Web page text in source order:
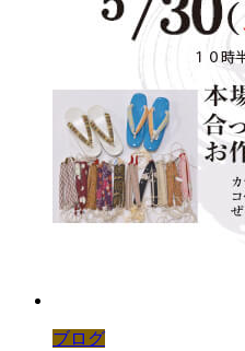
ブログ